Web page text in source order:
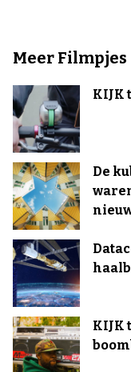
Meer Filmpjes
KIJK
De
KIJK